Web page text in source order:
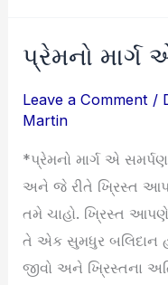
પ્રેમનો માર્ગ
Leave a Comment /
Martin
*પ્રેમનો માર્ગ એ
અને જે રીતે ખ્રિસ્ત
તમે ચાહો. ખ્રિસ્ત આપણે
તે એક સુમધુર બલિદાન
જીવો અને ખ્રિસ્તના
પ્રેમનો
એ
માર્ગ
છે